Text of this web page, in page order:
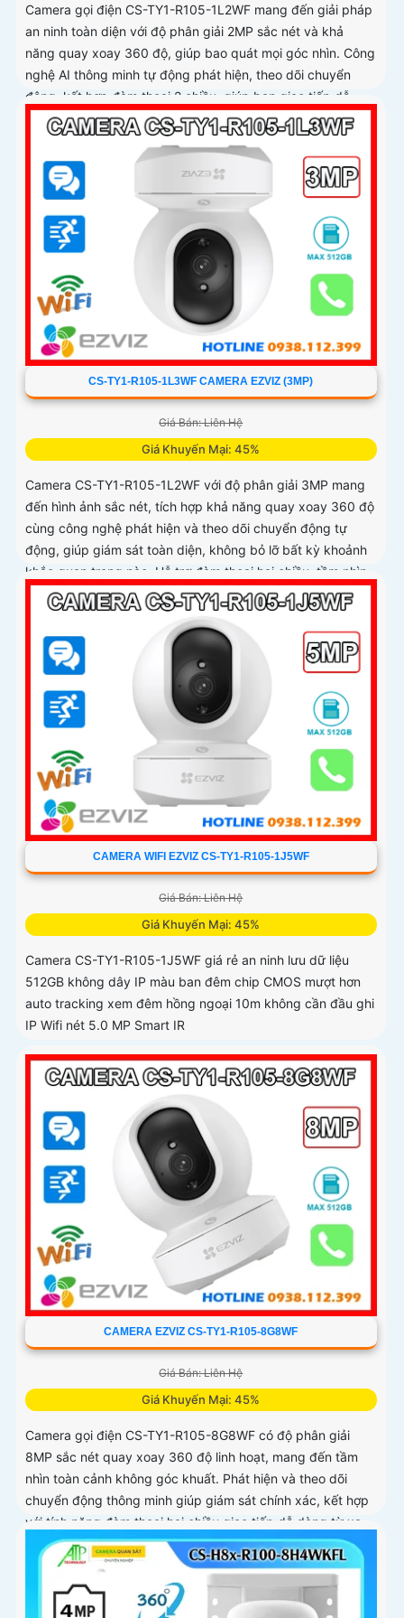
Camera gọi điện CS-TY1-R105-1L2WF mang đến giải pháp
an ninh toàn diện với độ phân giải 2MP sắc nét và khả
năng quay xoay 360 độ, giúp bao quát mọi góc nhìn. Công
nghệ AI thông minh tự động phát hiện, theo dõi chuyển
động, kết hợp đàm thoại 2 chiều, giúp bạn giao tiếp dễ
dàng từ xa
CS-TY1-R105-1L3WF CAMERA EZVIZ (3MP)
Giá Bán: Liên Hệ
Giá Khuyến Mại: 45%
Camera CS-TY1-R105-1L2WF với độ phân giải 3MP mang
đến hình ảnh sắc nét, tích hợp khả năng quay xoay 360 độ
cùng công nghệ phát hiện và theo dõi chuyển động tự
động, giúp giám sát toàn diện, không bỏ lỡ bất kỳ khoảnh
khắc quan trọng nào. Hỗ trợ đàm thoại hai chiều, tầm nhìn
hồng ngoại lên đến 10m và khe cắm thẻ nhớ dung lượng
512GB, đây chính là camera tối ưu với mức giá vô cùng
hấp dẫn
CAMERA WIFI EZVIZ CS-TY1-R105-1J5WF
Giá Bán: Liên Hệ
Giá Khuyến Mại: 45%
Camera CS-TY1-R105-1J5WF giá rẻ an ninh lưu dữ liệu
512GB không dây IP màu ban đêm chip CMOS mượt hơn
auto tracking xem đêm hồng ngoại 10m không cần đầu ghi
IP Wifi nét 5.0 MP Smart IR
CAMERA EZVIZ CS-TY1-R105-8G8WF
Giá Bán: Liên Hệ
Giá Khuyến Mại: 45%
Camera gọi điện CS-TY1-R105-8G8WF có độ phân giải
8MP sắc nét quay xoay 360 độ linh hoạt, mang đến tầm
nhìn toàn cảnh không góc khuất. Phát hiện và theo dõi
chuyển động thông minh giúp giám sát chính xác, kết hợp
với tính năng đàm thoại hai chiều giao tiếp dễ dàng từ xa